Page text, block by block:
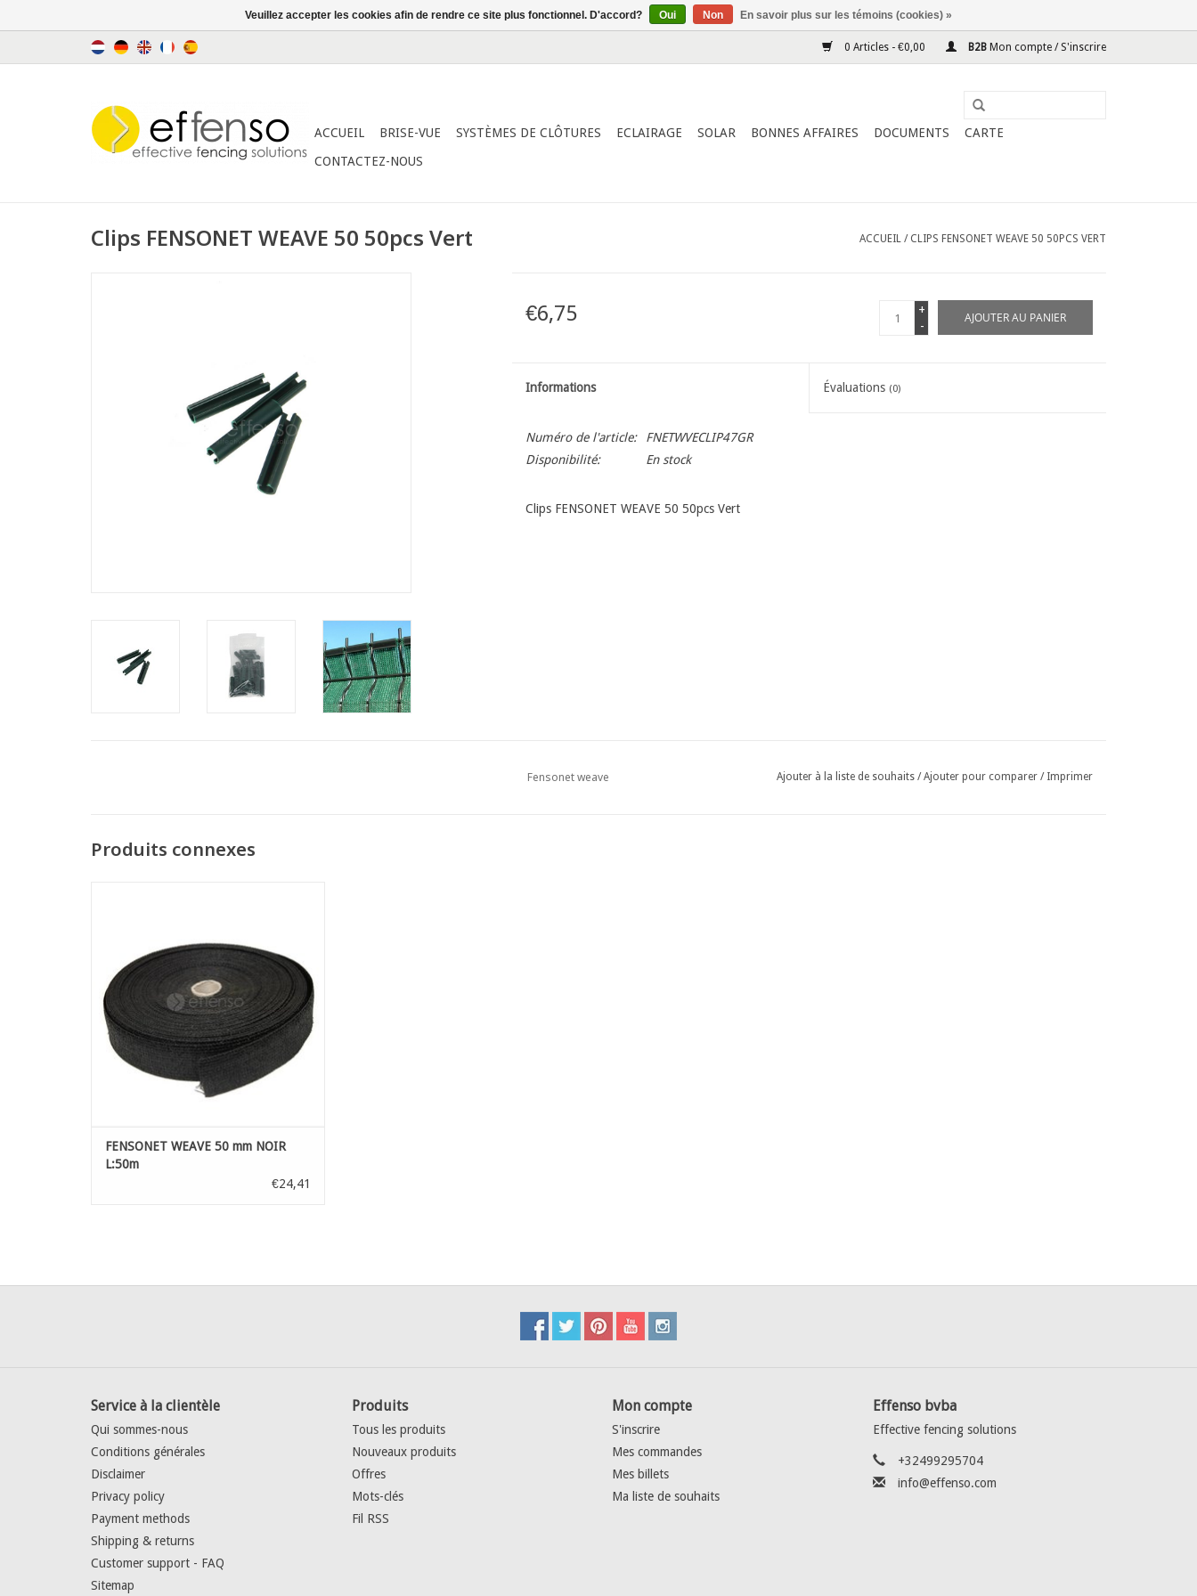
0 Articles - €0,00 B2B Mon compte / S'inscrire
ACCUEIL BRISE-VUE SYSTÈMES DE CLÔTURES ECLAIRAGE SOLAR BONNES AFFAIRES DOCUMENTS
CARTE
CONTACTEZ-NOUS
Clips FENSONET WEAVE 50 50pcs Vert ACCUEIL / CLIPS FENSONET WEAVE 50 50PCS VERT
€6,75
+
-
AJOUTER AU PANIER
Informations Évaluations (0)
Numéro de l'article:
FNETWVECLIP47GR
Disponibilité:
En stock
Clips FENSONET WEAVE 50 50pcs Vert
Fensonet weave Ajouter à la liste de souhaits/Ajouter pour comparer / Imprimer
Produits connexes
FENSONET WEAVE 50 mm NOIR
L:50m
€24,41
Service à la clientèle
Qui sommes-nous
Conditions générales
Disclaimer
Privacy policy
Payment methods
Shipping & returns
Customer support - FAQ
Sitemap
Produits
Tous les produits
Nouveaux produits
Offres
Mots-clés
Fil RSS
Mon compte
S'inscrire
Mes commandes
Mes billets
Ma liste de souhaits
Effenso bvba
Effective fencing solutions
+32499295704
info@effenso.com
Veuillez accepter les cookies afin de rendre ce site plus fonctionnel. D'accord? Oui Non En savoir plus sur les témoins (cookies) »